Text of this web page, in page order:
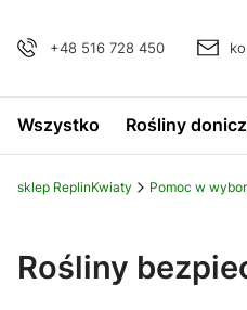
+48 516 728 450
Wszystko Rośliny
sklep ReplinKwiaty Pomoc w
Rośliny